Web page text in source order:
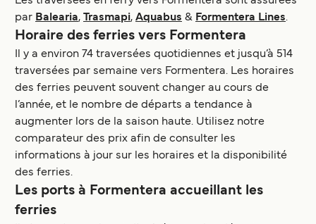
par Balearia, Trasmapi, Aquabus & Formentera Lines.
Horaire des ferries vers Formentera
Il y a environ 74 traversées quotidiennes et jusqu’à 514
traversées par semaine vers Formentera. Les horaires
des ferries peuvent souvent changer au cours de
l’année, et le nombre de départs a tendance à
augmenter lors de la saison haute. Utilisez notre
comparateur des prix afin de consulter les
informations à jour sur les horaires et la disponibilité
des ferries.
Les ports à Formentera accueillant les
ferries